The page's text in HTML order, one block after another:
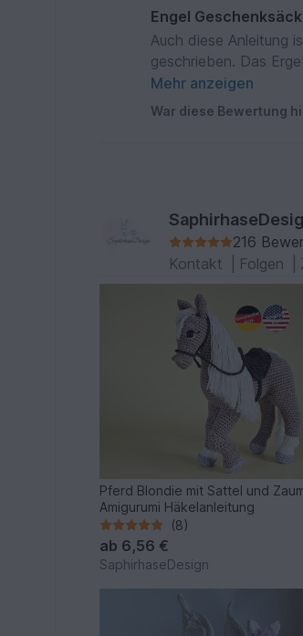
Engel
Auch diese Anleitung
geschrieben. Das
wieder so tolle
Mehr anzeigen
War diese Bewertung
216
Kontakt
Folgen
Pferd Blondie mit Sattel und
Amigurumi Häkelanleitung
(8)
ab 6,56 €
SaphirhaseDesign